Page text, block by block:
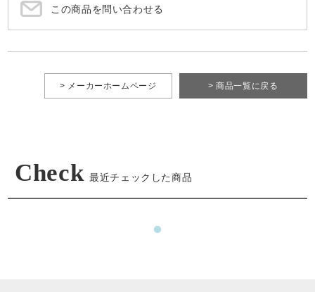
この商品を問い合わせる
> 商品一覧に戻る
> メーカーホームページ
Check 最近チェックした商品